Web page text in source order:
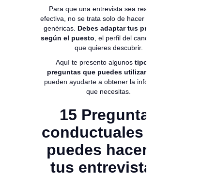
Para que una entrevista sea realmente
efectiva, no se trata solo de hacer preguntas
genéricas. Debes adaptar tus preguntas
según el puesto , el perfil del candidato y lo
que quieres descubrir.
Aquí te presento algunos tipos de
preguntas que puedes utilizary cómo
pueden ayudarte a obtener la información
que necesitas.
15 Preguntas
conductuales que
puedes hacer en
tus entrevistas: